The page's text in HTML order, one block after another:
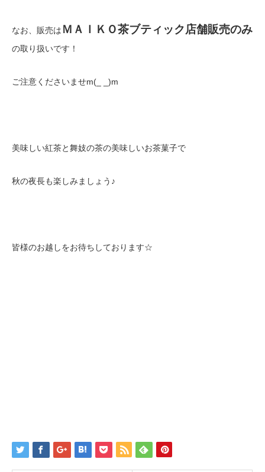
なお、販売は ＭＡＩＫＯ茶ブティック店舗販売のみ
の取り扱いです！
ご注意くださいませm(_ _)m
美味しい紅茶と舞妓の茶の美味しいお茶菓子で
秋の夜長も楽しみましょう♪
皆様のお越しをお待ちしております☆